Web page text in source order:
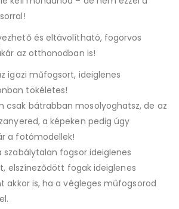
és eltávolítható, fogorvos
az otthonodban is!
igazi műfogsort, ideiglenes
tökéletes!
csak bátrabban mosolyoghatsz, de az
a képeken pedig úgy
a fotómodellek!
szabálytalan fogsor ideiglenes
elszíneződött fogak ideiglenes
akkor is, ha a végleges műfogsorod